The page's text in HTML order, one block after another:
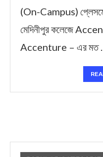
(On-Campus)
মেদিনীপুর কলেজে
Accenture – এর মত